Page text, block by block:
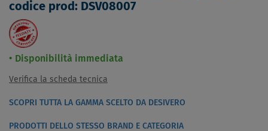
codice prod: DSV08007
Disponibilità immediata
Verifica la scheda tecnica
SCOPRI TUTTA LA GAMMA SCELTO DA DESIVERO
PRODOTTI DELLO STESSO BRAND E CATEGORIA